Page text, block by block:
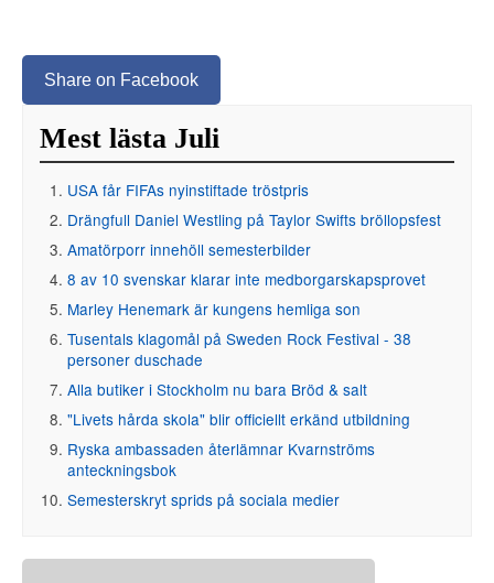
Share on Facebook
Mest lästa Juli
USA får FIFAs nyinstiftade tröstpris
Drängfull Daniel Westling på Taylor Swifts bröllopsfest
Amatörporr innehöll semesterbilder
8 av 10 svenskar klarar inte medborgarskapsprovet
Marley Henemark är kungens hemliga son
Tusentals klagomål på Sweden Rock Festival - 38
personer duschade
Alla butiker i Stockholm nu bara Bröd & salt
"Livets hårda skola" blir officiellt erkänd utbildning
Ryska ambassaden återlämnar Kvarnströms
anteckningsbok
Semesterskryt sprids på sociala medier